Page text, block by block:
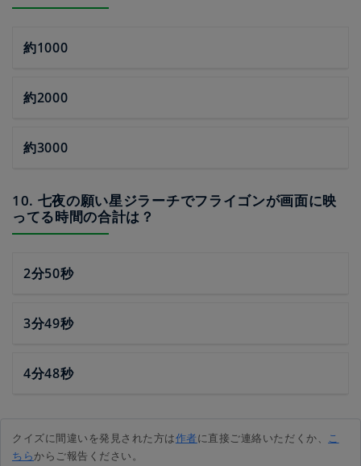
約1000
約2000
約3000
10. 七夜の願い星ジラーチでフライゴンが画面に映
ってる時間の合計は？
2分50秒
3分49秒
4分48秒
クイズに間違いを発見された方は作者に直接ご連絡いただくか、 こ
ちらからご報告ください。